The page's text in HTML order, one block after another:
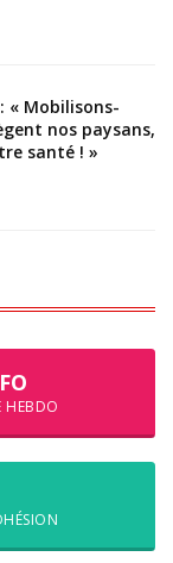
« Mobilisons-
nos paysans,
santé ! »
HEBDO